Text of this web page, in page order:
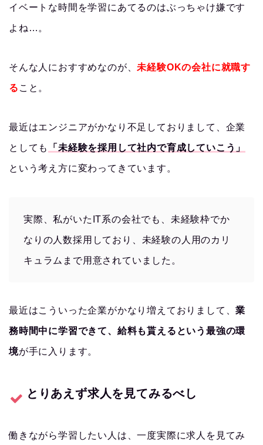
イベートな時間を学習にあてるのはぶっちゃけ嫌です
よね…。
そんな人におすすめなのが、未経験OKの会社に就職す
る こと。
最近はエンジニアがかなり不足しておりまして、企業
としても 「未経験を採用して社内で育成していこう」
という考え方に変わってきています。
実際、私がいたIT系の会社でも、未経験枠でか
なりの人数採用しており、未経験の人用のカリ
キュラムまで用意されていました。
最近はこういった企業がかなり増えておりまして、業
務時間中に学習できて、給料も貰えるという最強の環
境が手に入ります。
とりあえず求人を見てみるべし
働きながら学習したい人は、一度実際に求人を見てみ